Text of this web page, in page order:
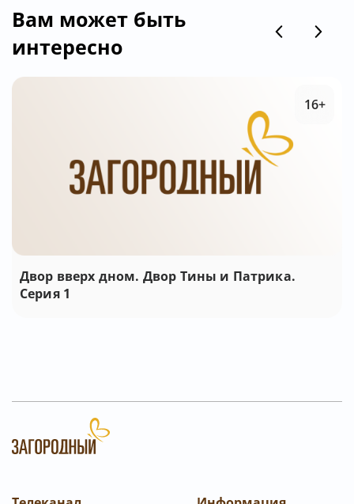
Вам может быть
интересно
Двор вверх дном. Двор Тины и Патрика.
Серия 1
16+